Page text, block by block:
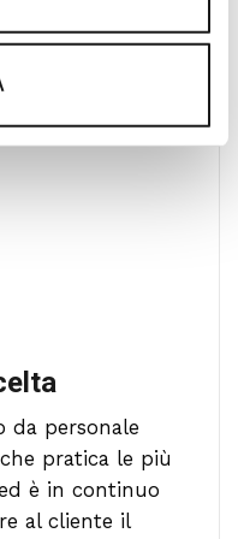
da personale
pratica le più
è in continuo
al cliente il